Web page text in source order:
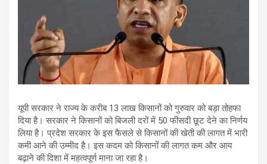
यूपी सरकार ने राज्य के करीब 13 लाख किसानों को गुरुवार को बड़ा तोहफा
दिया है। सरकार ने किसानों को बिजली दरों में 50 फीसदी छूट देने का निर्णय
लिया है। प्रदेश सरकार के इस फैसले से किसानों की खेती की लागत में भारी
कमी आने की उम्मीद है। इस कदम को किसानों की लागत कम और आय
बढ़ाने की दिशा में महत्वपूर्ण माना जा रहा है।